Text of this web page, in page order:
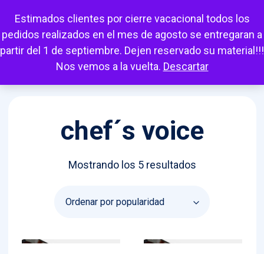
Estimados clientes por cierre vacacional todos los
pedidos realizados en el mes de agosto se entregaran a
partir del 1 de septiembre. Dejen reservado su material!!!
Nos vemos a la vuelta. Descartar
Mi cuenta Carrito Favoritos Escuchar
chef´s voice
Mostrando los 5 resultadosOrdenado